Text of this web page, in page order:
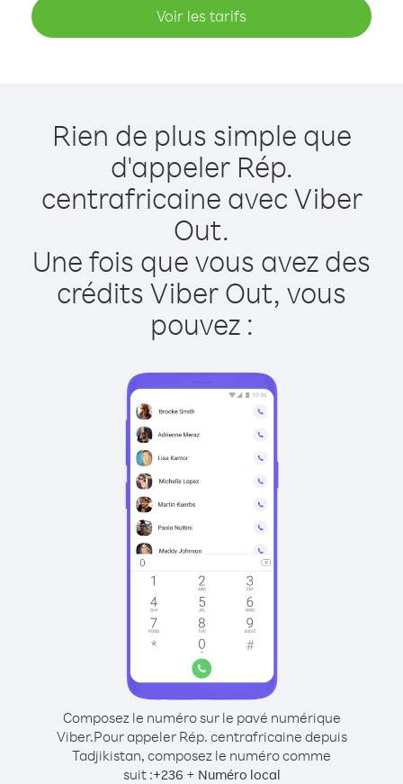
Voir les tarifs
Rien de plus simple que
d'appeler Rép.
centrafricaine avec Viber
Out.
Une fois que vous avez des
crédits Viber Out, vous
pouvez :
Composez le numéro sur le pavé numérique
Viber.Pour appeler Rép. centrafricaine depuis
Tadjikistan, composez le numéro comme
suit :+236 + Numéro local